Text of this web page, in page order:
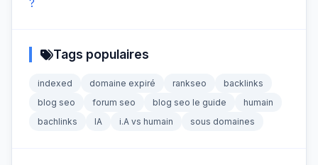
?
Tags populaires
indexed domaine expiré rankseo
backlinks
blog seo
forum seo blog seo le guide
humain
bachlinks
IA i.A vs humain sous domaines